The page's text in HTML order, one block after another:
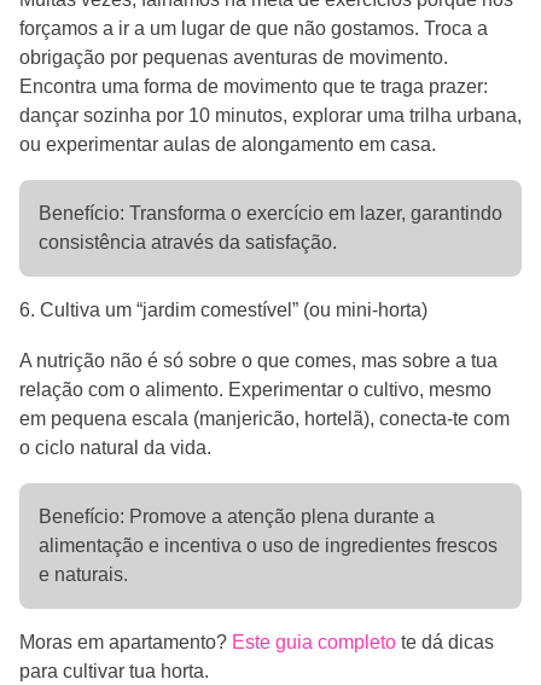
forçamos a ir a um lugar de que não gostamos. Troca a
obrigação por pequenas aventuras de movimento.
Encontra uma forma de movimento que te traga prazer:
dançar sozinha por 10 minutos, explorar uma trilha urbana,
ou experimentar aulas de alongamento em casa.
Benefício: Transforma o exercício em lazer, garantindo
consistência através da satisfação.
6. Cultiva um “jardim comestível” (ou mini-horta)
A nutrição não é só sobre o que comes, mas sobre a tua
relação com o alimento. Experimentar o cultivo, mesmo
em pequena escala (manjericão, hortelã), conecta-te com
o ciclo natural da vida.
Benefício: Promove a atenção plena durante a
alimentação e incentiva o uso de ingredientes frescos
e naturais.
Moras em apartamento? Este guia completo te dá dicas
para cultivar tua horta.